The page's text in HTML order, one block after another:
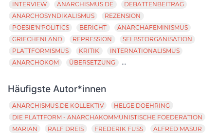
INTERVIEW
ANARCHISMUS.DE
DEBATTENBEITRAG
ANARCHOSYNDIKALISMUS
REZENSION
POESIE'N'POLITICS
BERICHT
ANARCHAFEMINISMUS
GRIECHENLAND
REPRESSION
SELBSTORGANISATION
PLATTFORMISMUS
KRITIK
INTERNATIONALISMUS
ANARCHOKOM
ÜBERSETZUNG ...
Häufigste Autor*innen
ANARCHISMUS.DE KOLLEKTIV
HELGE DOEHRING
DIE PLATTFORM - ANARCHAKOMMUNISTISCHE FOEDERATION
MARIAN
RALF DREIS FREDERIK FUSS
ALFRED MASUR